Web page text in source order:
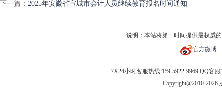
下一篇： 2025年安徽省宣城市会计人员继续教育报名时间通知
说明：本站将第一时间提供最权威
官方微博
7X24小时客服热线:159-5922-9969 QQ客服
Copyright@2010-2026